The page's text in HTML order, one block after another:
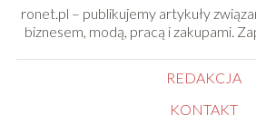
ronet.pl – publikujemy artykuły
biznesem, modą, pracą i zakupami.
REDAKCJA
KONTAKT